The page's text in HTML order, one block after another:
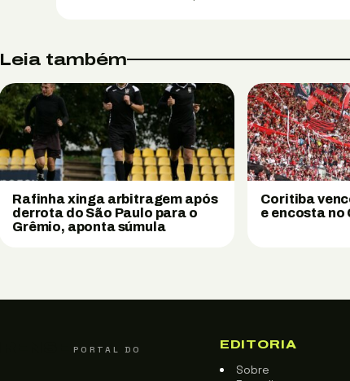
Leia também
Rafinha xinga arbitragem após
derrota do São Paulo para o
Grêmio, aponta súmula
Coritiba
e encosta no
PORTAL DO
EDITORIA
Sobre